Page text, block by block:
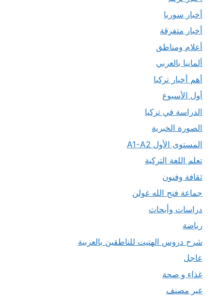
أخبار سوريا
أخبار متفرقة
أعلام ومناطق
ألمانيا بالعربي
أهم أخبار تركيا
أول الأسبوع
الدراسة في تركيا
الصورة الخبرية
المستوى الأول A1-A2
تعلم اللغة التركية
ثقافة وفنون
جماعة فتح الله غولن
دراسات وأبحاث
رياضة
شرح دروس الهتيت للناطقين بالعربية
عاجل
غذاء و صحة
غير مصنف